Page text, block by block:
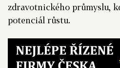
zdravotnického průmyslu,
potenciál růstu.